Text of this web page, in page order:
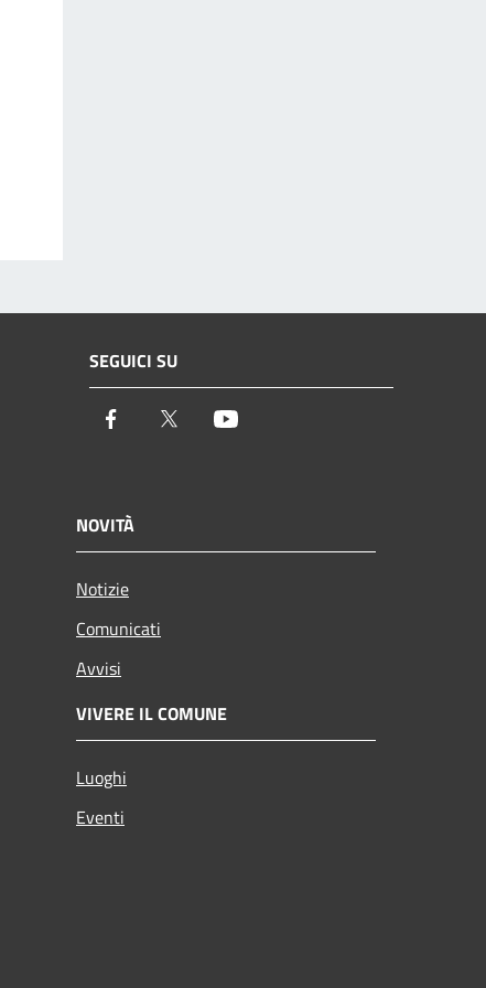
SEGUICI SU
Facebook Twitter
NOVITÀ
Notizie
Comunicati
Avvisi
VIVERE IL COMUNE
Luoghi
Eventi